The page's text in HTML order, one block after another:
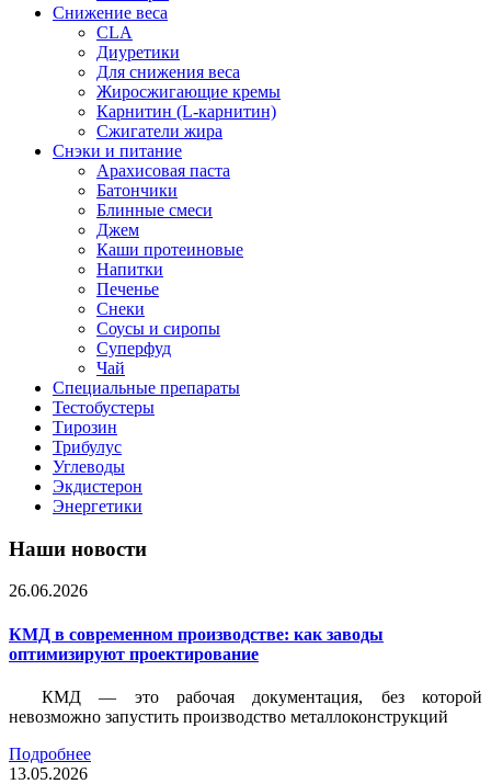
Снижение веса
CLA
Диуретики
Для снижения веса
Жиросжигающие кремы
Карнитин (L-карнитин)
Сжигатели жира
Снэки и питание
Арахисовая паста
Батончики
Блинные смеси
Джем
Каши протеиновые
Напитки
Печенье
Снеки
Соусы и сиропы
Суперфуд
Чай
Специальные препараты
Тестобустеры
Тирозин
Трибулус
Углеводы
Экдистерон
Энергетики
Наши новости
26.06.2026
КМД в современном производстве: как заводы
оптимизируют проектирование
КМД — это рабочая документация, без которой
невозможно запустить производство металлоконструкций
Подробнее
13.05.2026